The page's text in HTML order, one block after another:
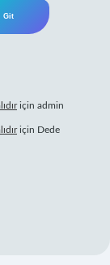
için admin
için Dede